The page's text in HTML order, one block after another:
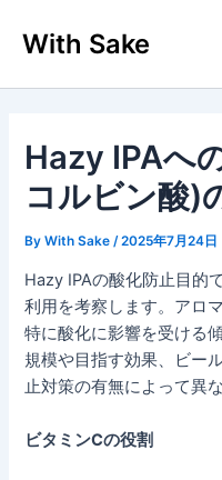
ス
With Sake
Hazy IPAへ
コルビン酸)
ByWith Sake /2025年7月24日
Hazy IPAの酸化防止目的
利用を考察します。アロ
特に酸化に影響を受ける
規模や目指す効果、ビー
止対策の有無によって異な
ビタミンCの役割